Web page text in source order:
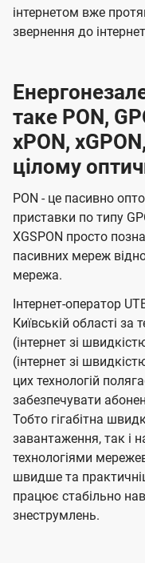
інтернетом вже
звернення до
таке PON,
xPON,
цілому
PON - це пасивно
приставки по типу
XGSPON просто
пасивних мереж
мережа.
Інтернет-оператор
Київській області за
(інтернет зі
(інтернет зі
цих технологій
забезпечувати
Тобто гігабітна
завантаження, так і
технологіями
швидше та
працює стабільно
знеструмлень.